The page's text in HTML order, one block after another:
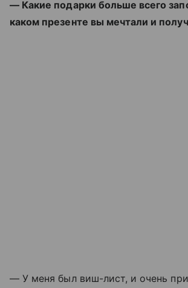
— Какие подарки больше всего
каком презенте вы мечтали и
— У меня был виш-лист, и очень